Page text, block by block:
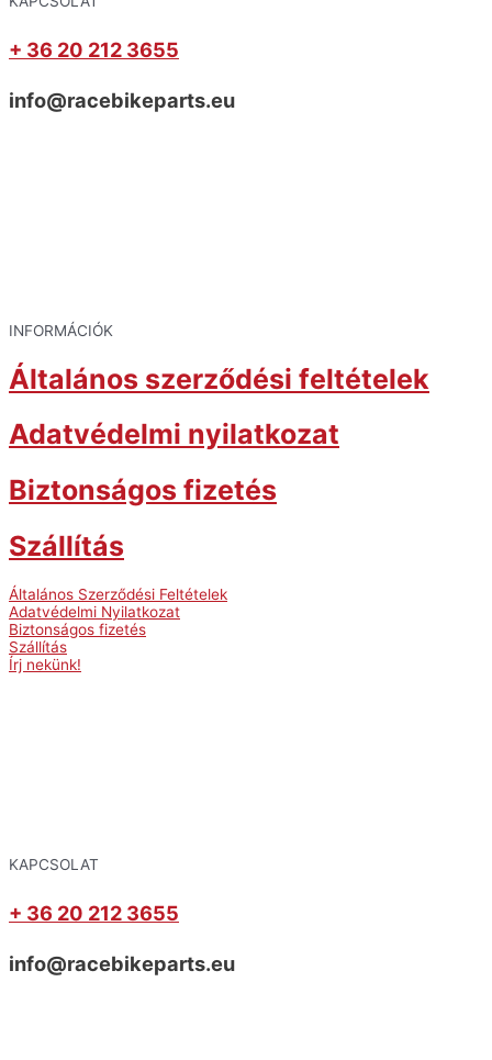
+ 36 20 212 3655
info@racebikeparts.eu
INFORMÁCIÓK
Általános szerződési feltételek
Adatvédelmi nyilatkozat
Biztonságos fizetés
Szállítás
Általános Szerződési Feltételek
Adatvédelmi Nyilatkozat
Biztonságos fizetés
Szállítás
Írj nekünk!
KAPCSOLAT
+ 36 20 212 3655
info@racebikeparts.eu